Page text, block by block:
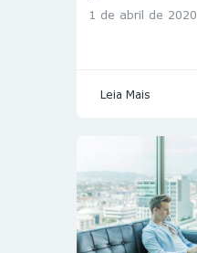
1 de abril de 2020
Leia Mais